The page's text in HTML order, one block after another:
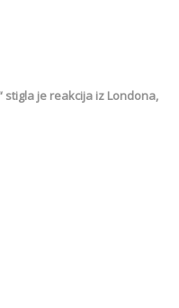
stigla je reakcija iz Londona,